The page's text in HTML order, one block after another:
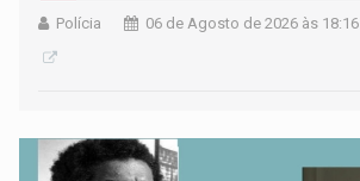
Polícia 06 de Agosto de 2026 às 18:16